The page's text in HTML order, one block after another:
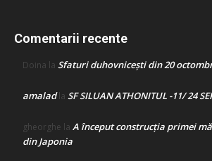
Comentarii recente
Doina la Sfaturi duhovnicești din 20
amaladla SF SILUAN ATHONITUL -11/ 24
gheorghe la A început construcţia primei
din Japonia